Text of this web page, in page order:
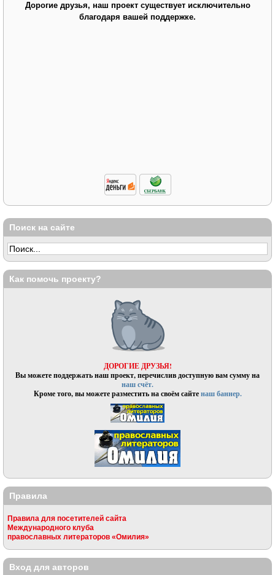
Дорогие друзья, наш проект существует исключительно
благодаря вашей поддержке.
Поиск на сайте
Как помочь проекту?
ДОРОГИЕ ДРУЗЬЯ!
Вы можете поддержать наш проект, перечислив доступную вам сумму на
наш счёт.
Кроме того, вы можете разместить на своём сайтенаш баннер.
Правила
Правила для посетителей сайта
Международного клуба
православных литераторов «Омилия»
Вход для авторов